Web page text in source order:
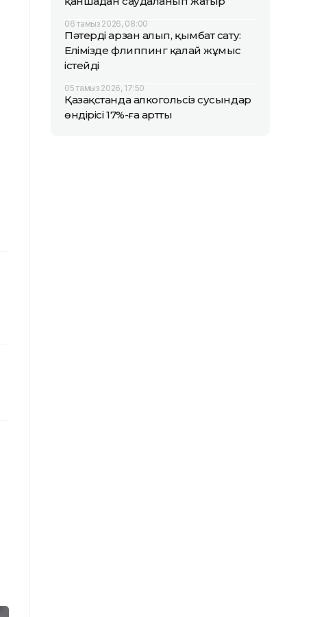
06 тамыз 2026, 08:00
Пәтерді арзан алып, қымбат сату:
Елімізде флиппинг қалай жұмыс
істейді
05 тамыз 2026, 17:50
Қазақстанда алкогольсіз сусындар
өндірісі 17%-ға артты